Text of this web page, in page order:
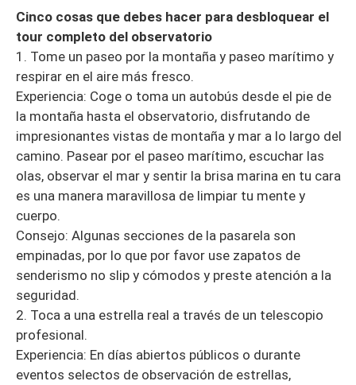
Cinco cosas que debes hacer para desbloquear el
tour completo del observatorio
1. Tome un paseo por la montaña y paseo marítimo y
respirar en el aire más fresco.
Experiencia: Coge o toma un autobús desde el pie de
la montaña hasta el observatorio, disfrutando de
impresionantes vistas de montaña y mar a lo largo del
camino. Pasear por el paseo marítimo, escuchar las
olas, observar el mar y sentir la brisa marina en tu cara
es una manera maravillosa de limpiar tu mente y
cuerpo.
Consejo: Algunas secciones de la pasarela son
empinadas, por lo que por favor use zapatos de
senderismo no slip y cómodos y preste atención a la
seguridad.
2. Toca a una estrella real a través de un telescopio
profesional.
Experiencia: En días abiertos públicos o durante
eventos selectos de observación de estrellas,